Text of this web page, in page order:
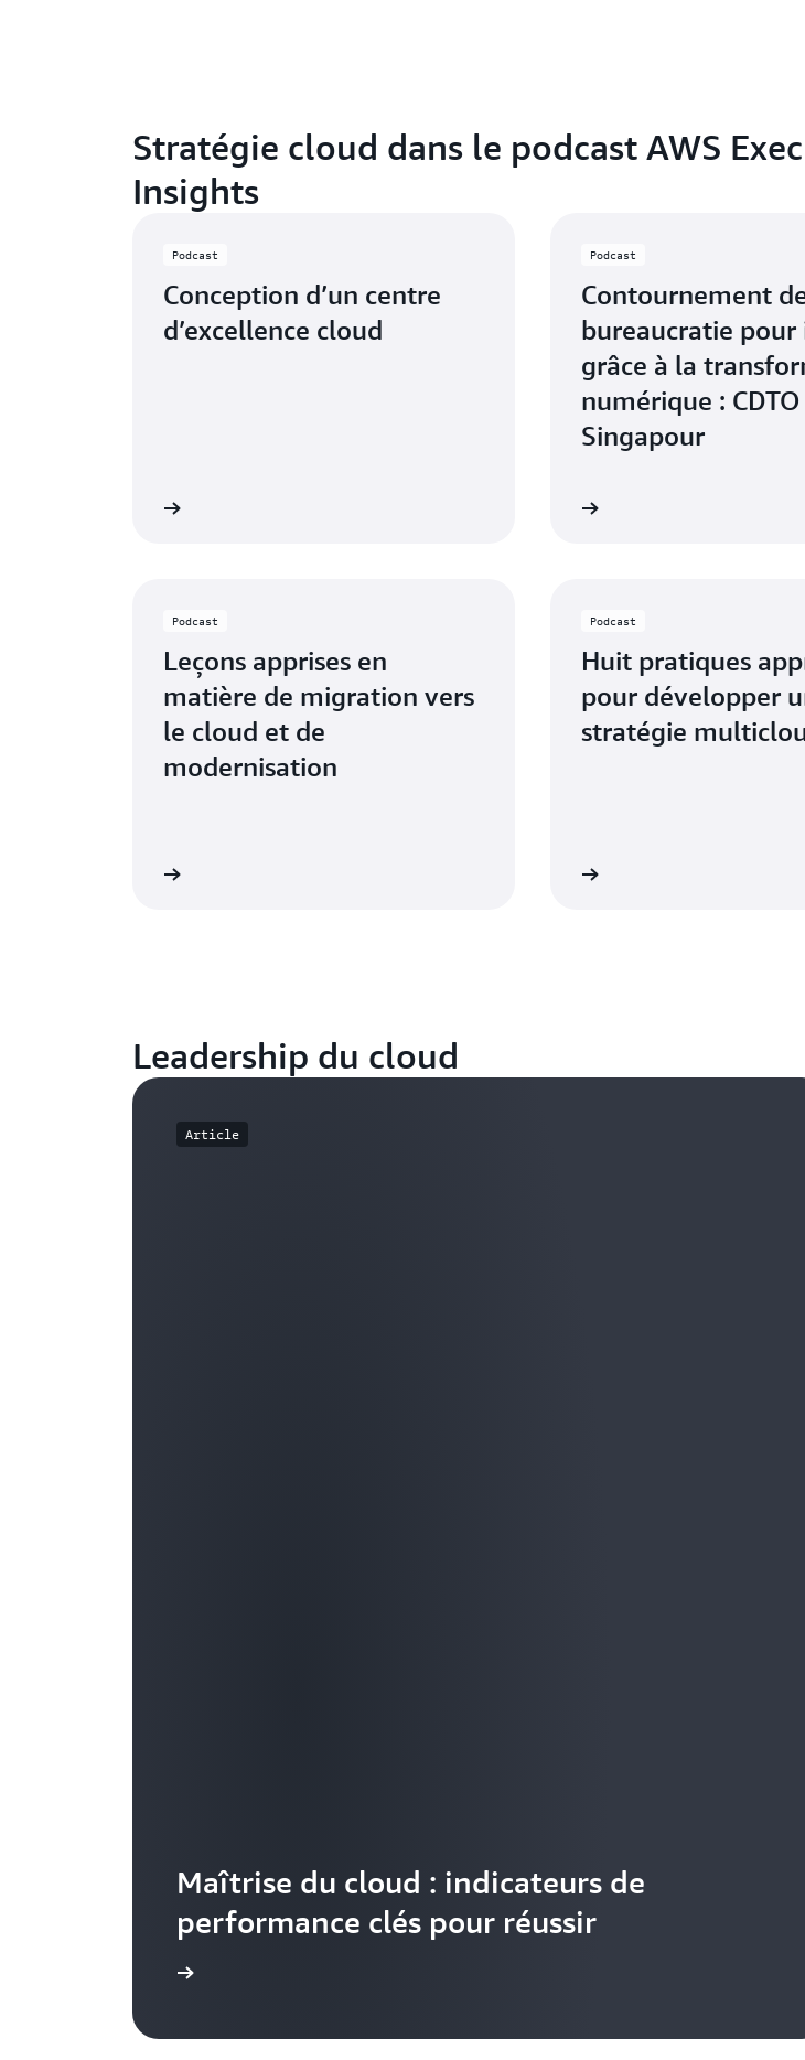
Stratégie cloud dans le podcast AWS
Insights
Podcast
Conception d’un centre
d’excellence cloud
Podcast
Contournement
bureaucratie pour
grâce à la
numérique : CDTO
Singapour
Podcast
Leçons apprises en
matière de migration vers
le cloud et de
modernisation
Podcast
Huit pratiques
pour développer
stratégie
Leadership du cloud
Article
Maîtrise du cloud : indicateurs de
performance clés pour réussir